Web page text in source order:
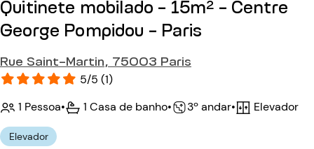
Quitinete mobilado - 15m² - Centre
George Pompidou - Paris
Rue Saint-Martin, 75003 Paris
5/5 (1)
1 Pessoa• 1 Casa de banho• 3º andar• Elevador
Elevador